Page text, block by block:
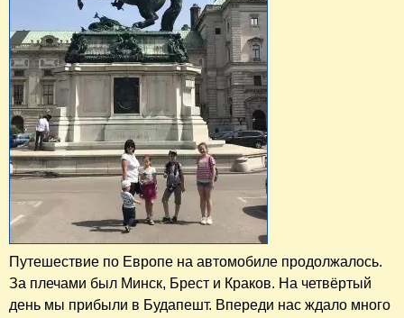
Путешествие по Европе на автомобиле продолжалось.
За плечами был Минск, Брест и Краков. На четвёртый
день мы прибыли в Будапешт. Впереди нас ждало много